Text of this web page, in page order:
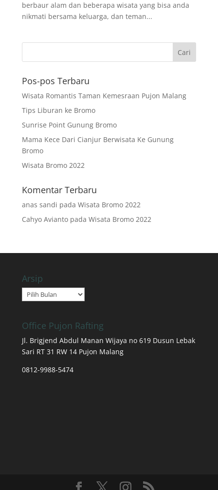
berbaur alam dan beberapa wisata yang bisa anda
nikmati bersama keluarga, dan teman...
Pos-pos Terbaru
Wisata Romantis Taman Kemesraan Pujon Malang
Tips Liburan ke Bromo
Sunrise Point Gunung Bromo
Mama Kece Dari Cianjur Berwisata Ke Gunung
Bromo
Wisata Bromo 2022
Komentar Terbaru
anas sandi pada Wisata Bromo 2022
Cahyo Aviantopada Wisata Bromo 2022
Arsip
Arsip
Office Pujon Rafting
Jl. Brigjend Abdul Manan Wijaya no 619 Dusun Lebak
Sari RT 31 RW 14 Pujon Malang
0812-9988-5474